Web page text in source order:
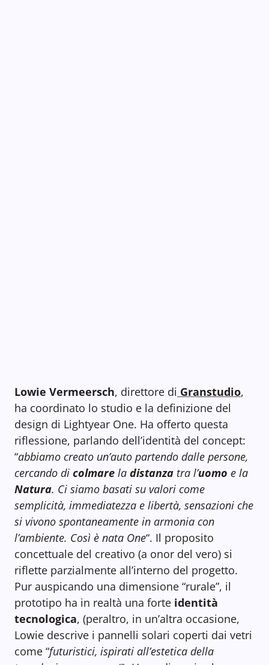
Lowie Vermeersch, direttore di Granstudio,
ha coordinato lo studio e la definizione del
design di Lightyear One. Ha offerto questa
riflessione, parlando dell’identità del concept:
“abbiamo creato un’auto partendo dalle persone,
cercando di colmare la distanza tra l’uomo e la
Natura. Ci siamo basati su valori come
semplicità, immediatezza e libertà, sensazioni che
si vivono spontaneamente in armonia con
l’ambiente. Così è nata One“. Il proposito
concettuale del creativo (a onor del vero) si
riflette parzialmente all’interno del progetto.
Pur auspicando una dimensione “rurale”, il
prototipo ha in realtà una forte identità
tecnologica, (peraltro, in un’altra occasione,
Lowie descrive i pannelli solari coperti dai vetri
come “futuristici, ispirati all’estetica della